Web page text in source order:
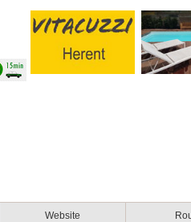
Website